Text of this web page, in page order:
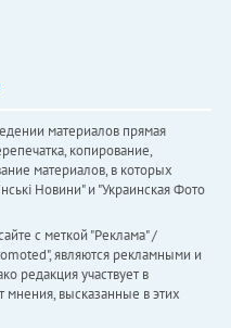
материалов прямая
копирование,
материалов, в которых
Новини" и "Украинская Фото
с меткой "Реклама" /
являются рекламными и
редакция участвует в
мнения, высказанные в этих